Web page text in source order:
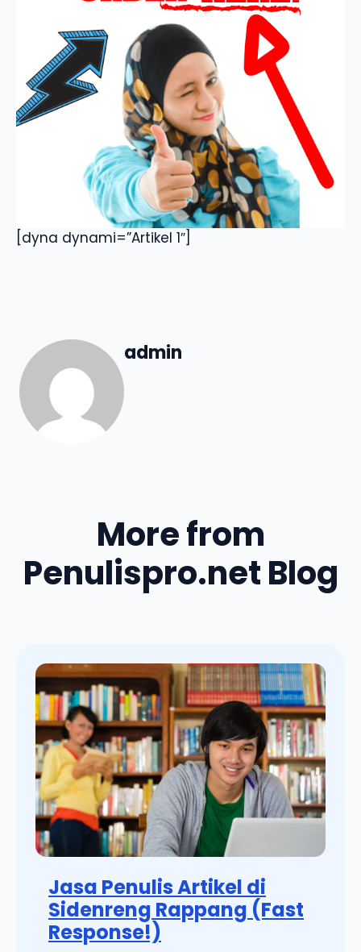
[dyna dynami=”Artikel 1″]
admin
More from
Penulispro.net Blog
Jasa Penulis Artikel di
Sidenreng Rappang (Fast
Response!)